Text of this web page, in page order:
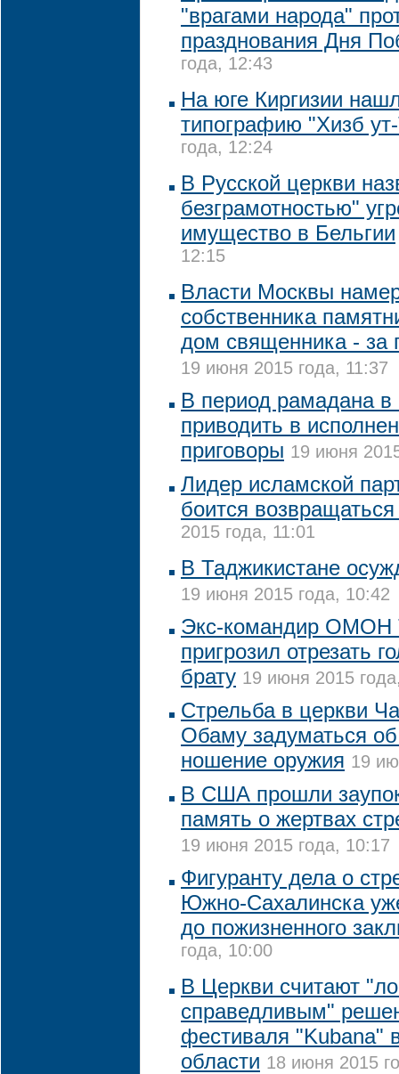
"врагами народа"
празднования Дня
года, 12:43
На юге Киргизии
типографию "Хизб
года, 12:24
В Русской церкви
безграмотностью"
имущество в Бельгии
12:15
Власти Москвы
собственника
дом священника - за
19 июня 2015 года, 11:37
В период рамадана в
приводить в
приговоры 19 июня
Лидер исламской
боится
2015 года, 11:01
В Таджикистане
19 июня 2015 года, 10:42
Экс-командир ОМОН
пригрозил отрезать
брату 19 июня 2015
Стрельба в церкви
Обаму задуматься
ношение оружия 19
В США прошли
память о жертвах
19 июня 2015 года, 10:17
Фигуранту дела о
Южно-Сахалинска
до пожизненного
года, 10:00
В Церкви считают
справедливым"
фестиваля "Kubana"
области 18 июня 2015